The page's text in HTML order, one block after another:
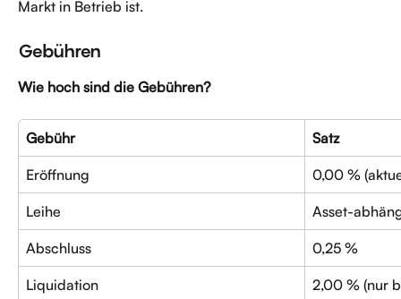
Markt in Betrieb ist.
Gebühren
Wie hoch sind die Gebühren?
Gebühr Satz
Eröffnung 0,00 %
Leihe Asset-
Abschluss 0,25 %
Liquidation 2,00 % (nur